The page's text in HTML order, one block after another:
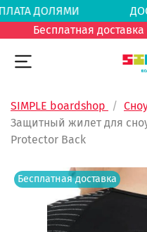
ОПЛАТА ДОЛЯМИ
Бесплатная
SIMPLE boardshop
Защитный жилет для
Protector Back
Бесплатная доставка